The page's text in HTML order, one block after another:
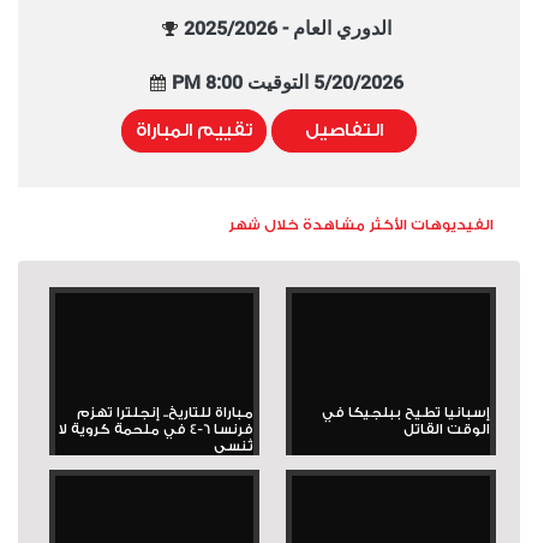
الدوري العام - 2025/2026
5/20/2026 التوقيت 8:00 PM
التفاصيل تقييم المباراة
الفيديوهات الأكثر مشاهدة خلال شهر
إسبانيا تطيح ببلجيكا في
الوقت القاتل
مباراة للتاريخ.. إنجلترا تهزم
فرنسا 6-4 في ملحمة كروية لا
تُنسى